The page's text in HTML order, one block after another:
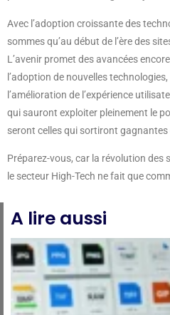
Avec l’adoption croissante des
sommes qu’au début de l’ère des
L’avenir promet des avancées
l’adoption de nouvelles
l’amélioration de l’expérience
qui sauront exploiter pleinement le
seront celles qui sortiront
Préparez-vous, car la révolution des
le secteur High-Tech ne fait que
A lire aussi